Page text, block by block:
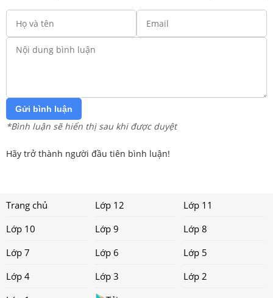
Gửi bình luận
*Bình luận sẽ hiển thị sau khi được duyệt
Hãy trở thành người đầu tiên bình luận!
Trang chủ Lớp 12
Lớp 11
Lớp 10
Lớp 9
Lớp 8
Lớp 7
Lớp 6
Lớp 5
Lớp 4
Lớp 3
Lớp 2